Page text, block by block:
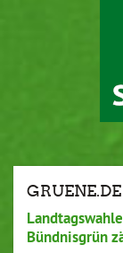
Bündnisgrün